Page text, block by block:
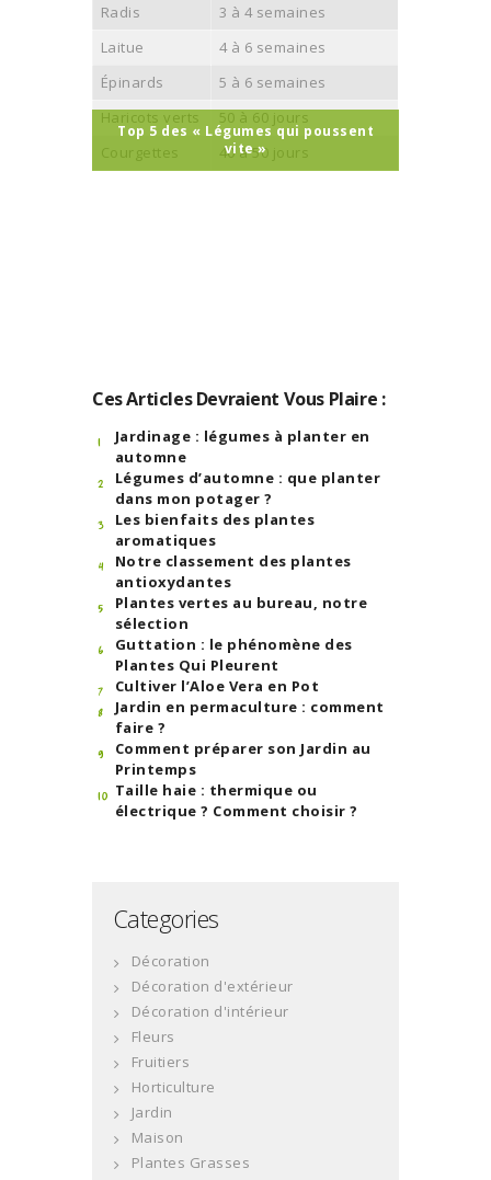
Radis
3 à 4 semaines
Laitue
4 à 6 semaines
Épinards
5 à 6 semaines
Haricots verts
50 à 60 jours
Courgettes
40 à 50 jours
Top 5 des « Légumes qui poussent
vite »
Ces Articles Devraient Vous Plaire :
Jardinage : légumes à planter en
automne
Légumes d’automne : que planter
dans mon potager ?
Les bienfaits des plantes
aromatiques
Notre classement des plantes
antioxydantes
Plantes vertes au bureau, notre
sélection
Guttation : le phénomène des
Plantes Qui Pleurent
Cultiver l’Aloe Vera en Pot
Jardin en permaculture : comment
faire ?
Comment préparer son Jardin au
Printemps
Taille haie : thermique ou
électrique ? Comment choisir ?
Categories
Décoration
Décoration d'extérieur
Décoration d'intérieur
Fleurs
Fruitiers
Horticulture
Jardin
Maison
Plantes Grasses